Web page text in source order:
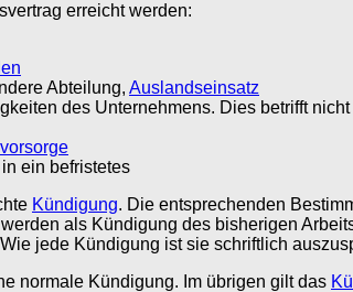
erreicht werden:
Abteilung, Auslandseinsatz
des Unternehmens. Dies betrifft
ein befristetes
Kündigung. Die entsprechenden
als Kündigung des bisherigen
jede Kündigung ist sie schriftlich
normale Kündigung. Im übrigen gilt das